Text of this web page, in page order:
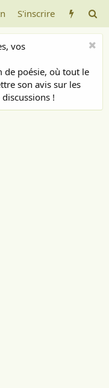
S'inscrire
vos
de poésie, où tout le
son avis sur les
!